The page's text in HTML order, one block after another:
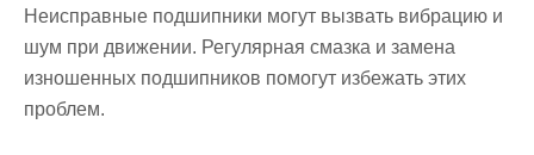
Неисправные подшипники могут вызвать вибрацию и
шум при движении. Регулярная смазка и замена
изношенных подшипников помогут избежать этих
проблем.